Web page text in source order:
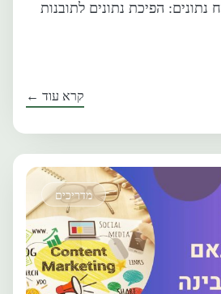
נתונים: הפיכת נתונים לתובנות
קרא עוד ←
מדריכים